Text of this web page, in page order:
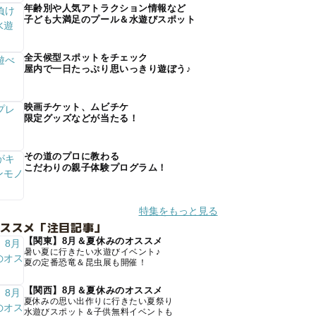
年齢別や人気アトラクション情報など
子ども大満足のプール＆水遊びスポット
全天候型スポットをチェック
屋内で一日たっぷり思いっきり遊ぼう♪
映画チケット、ムビチケ
限定グッズなどが当たる！
その道のプロに教わる
こだわりの親子体験プログラム！
特集をもっと見る
スメ「注目記事」
【関東】8月＆夏休みのオススメ
暑い夏に行きたい水遊びイベント♪
夏の定番恐竜＆昆虫展も開催！
【関西】8月＆夏休みのオススメ
夏休みの思い出作りに行きたい夏祭り
水遊びスポット＆子供無料イベントも